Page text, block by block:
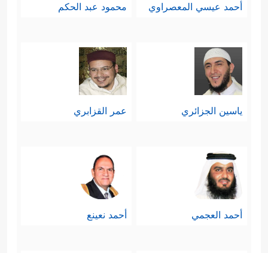
أحمد عيسي المعصراوي محمود عبد الحكم
ياسين الجزائري عمر القزابري
أحمد العجمي أحمد نعينع